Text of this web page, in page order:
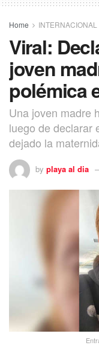
Home INTERNACIONAL
Viral:
joven
polémica
Una joven madre
luego de declarar
dejado la
by playa al dia